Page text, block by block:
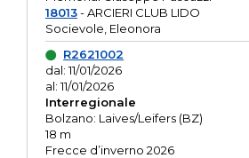
18013- ARCIERI CLUB LIDO
Socievole, Eleonora
R2621002
dal: 11/01/2026
al: 11/01/2026
Interregionale
Bolzano: Laives/Leifers (BZ)
18 m
Frecce d’inverno 2026